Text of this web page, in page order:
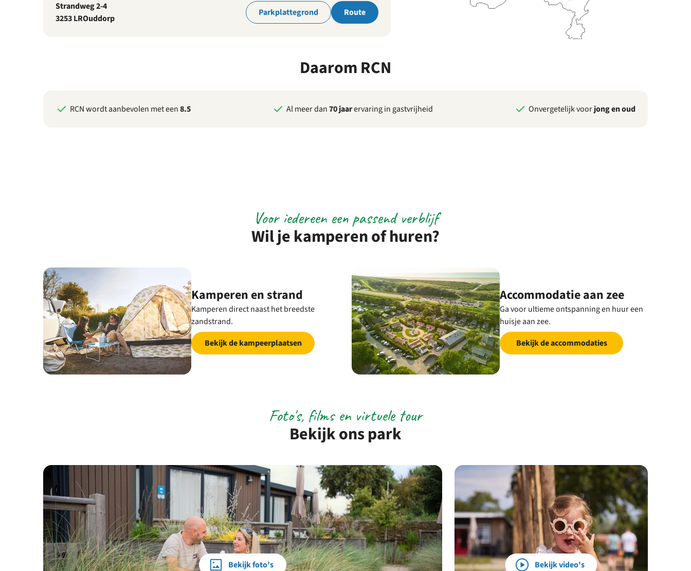
Strandweg 2-4
3253 LROuddorp
Parkplattegrond Route
Daarom RCN
RCN wordt aanbevolen met een8.5 Al meer dan70 jaarervaring in gastvrijheid Onvergetelijk voorjong en oud
Wil je kamperen of huren?
Voor iedereen een passend verblijf
Kamperen en strand
Kamperen direct naast het breedste
zandstrand.
Bekijk de kampeerplaatsen
Accommodatie aan zee
Ga voor ultieme ontspanning en huur een
huisje aan zee.
Bekijk de accommodaties
Bekijk ons park
Foto's, films en virtuele tour
Bekijk foto's Bekijk video's